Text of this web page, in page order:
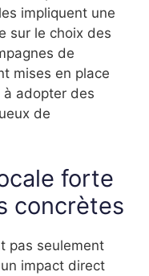
impliquent une
sur le choix des
de
mises en place
à adopter des
de
forte
concrètes
pas seulement
impact direct